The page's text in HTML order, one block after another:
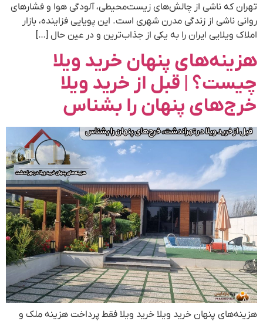
تهران که ناشی از چالش‌های زیست‌محیطی، آلودگی هوا و فشارهای
روانی ناشی از زندگی مدرن شهری است. این پویایی فزاینده، بازار
املاک ویلایی ایران را به یکی از جذاب‌ترین و در عین حال […]
هزینه‌های پنهان خرید ویلا
چیست؟ | قبل از خرید ویلا
خرج‌های پنهان را بشناس
هزینه‌های پنهان خرید ویلا خرید ویلا فقط پرداخت هزینه ملک و